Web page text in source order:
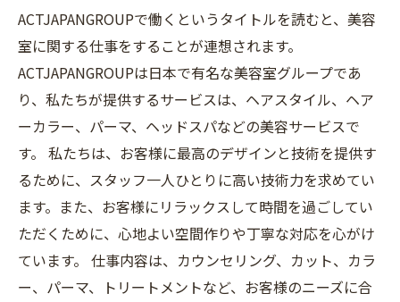
ACTJAPANGROUPで働くというタイトルを読むと、美容
室に関する仕事をすることが連想されます。
ACTJAPANGROUPは日本で有名な美容室グループであ
り、私たちが提供するサービスは、ヘアスタイル、ヘア
ーカラー、パーマ、ヘッドスパなどの美容サービスで
す。 私たちは、お客様に最高のデザインと技術を提供す
るために、スタッフ一人ひとりに高い技術力を求めてい
ます。また、お客様にリラックスして時間を過ごしてい
ただくために、心地よい空間作りや丁寧な対応を心がけ
ています。 仕事内容は、カウンセリング、カット、カラ
ー、パーマ、トリートメントなど、お客様のニーズに合